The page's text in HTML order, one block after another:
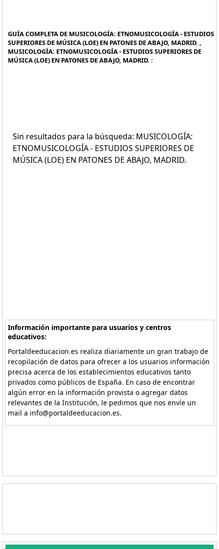
GUÍA COMPLETA DE MUSICOLOGÍA: ETNOMUSICOLOGÍA - ESTUDIOS
SUPERIORES DE MÚSICA (LOE) EN PATONES DE ABAJO, MADRID. ,
MUSICOLOGÍA: ETNOMUSICOLOGÍA - ESTUDIOS SUPERIORES DE
MÚSICA (LOE) EN PATONES DE ABAJO, MADRID. :
Sin resultados para la búsqueda: MUSICOLOGÍA:
ETNOMUSICOLOGÍA - ESTUDIOS SUPERIORES DE
MÚSICA (LOE) EN PATONES DE ABAJO, MADRID.
Información importante para usuarios y centros
educativos:
Portaldeeducacion.es realiza diariamente un gran trabajo de
recopilación de datos para ofrecer a los usuarios información
precisa acerca de los establecimientos educativos tanto
privados como públicos de España. En caso de encontrar
algún error en la información provista o agregar datos
relevantes de la Institución, le pedimos que nos envíe un
mail a info@portaldeeducacion.es.